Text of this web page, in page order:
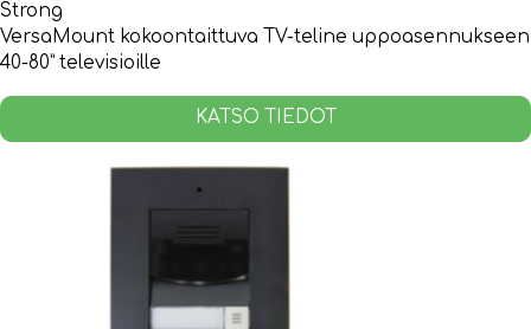
Strong
VersaMount kokoontaittuva TV-teline uppoasennukseen
40-80” televisioille
KATSO TIEDOT